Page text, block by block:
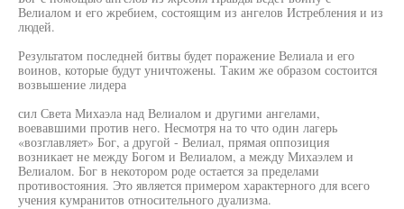
Велиалом и его жребием, состоящим из ангелов Истребления и из
людей.
Результатом последней битвы будет поражение Велиала и его
воинов, которые будут уничтожены. Таким же образом состоится
возвышение лидера
сил Света Михаэла над Велиалом и другими ангелами,
воевавшими против него. Несмотря на то что один лагерь
«возглавляет» Бог, а другой - Велиал, прямая оппозиция
возникает не между Богом и Велиалом, а между Михаэлем и
Велиалом. Бог в некотором роде остается за пределами
противостояния. Это является примером характерного для всего
учения кумранитов относительного дуализма.